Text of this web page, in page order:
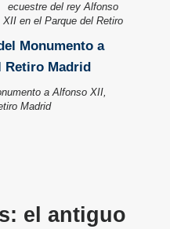
ecuestre del rey Alfonso
XII en el Parque del Retiro
a Alfonso XII,
Madrid
el antiguo